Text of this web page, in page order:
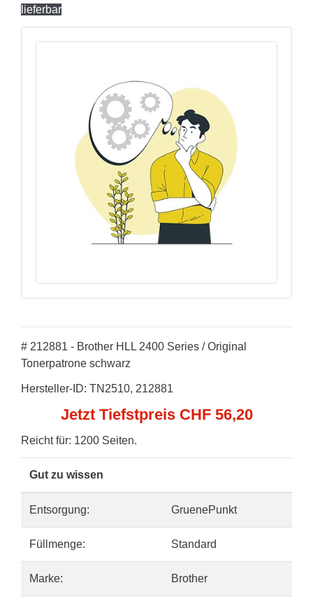
lieferbar
# 212881 - Brother HLL 2400 Series / Original
Tonerpatrone schwarz
Hersteller-ID: TN2510, 212881
Jetzt Tiefstpreis CHF 56,20
Reicht für: 1200 Seiten.
Gut zu wissen
Entsorgung: GruenePunkt
Füllmenge: Standard
Marke: Brother